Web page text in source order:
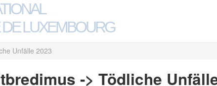
LUXEMBOURG
Unfälle 2023
-> Tödliche